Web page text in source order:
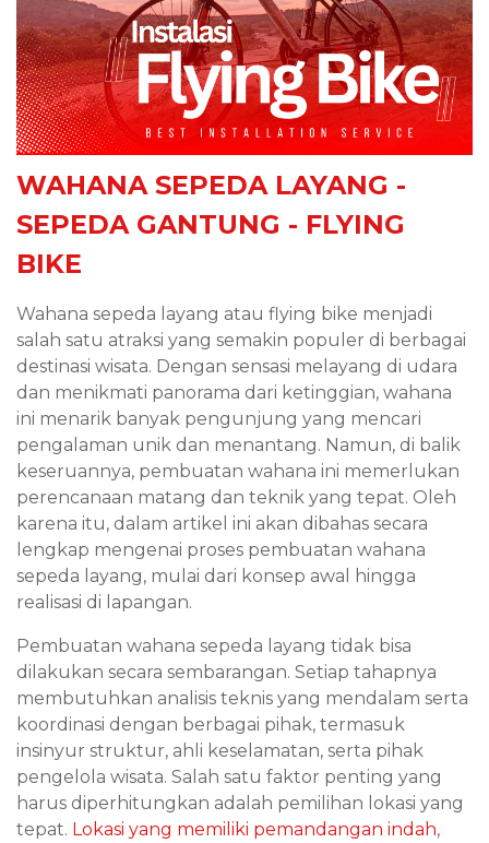
WAHANA SEPEDA LAYANG -
SEPEDA GANTUNG - FLYING
BIKE
Wahana sepeda layang atau flying bike menjadi
salah satu atraksi yang semakin populer di berbagai
destinasi wisata. Dengan sensasi melayang di udara
dan menikmati panorama dari ketinggian, wahana
ini menarik banyak pengunjung yang mencari
pengalaman unik dan menantang. Namun, di balik
keseruannya, pembuatan wahana ini memerlukan
perencanaan matang dan teknik yang tepat. Oleh
karena itu, dalam artikel ini akan dibahas secara
lengkap mengenai proses pembuatan wahana
sepeda layang, mulai dari konsep awal hingga
realisasi di lapangan.
Pembuatan wahana sepeda layang tidak bisa
dilakukan secara sembarangan. Setiap tahapnya
membutuhkan analisis teknis yang mendalam serta
koordinasi dengan berbagai pihak, termasuk
insinyur struktur, ahli keselamatan, serta pihak
pengelola wisata. Salah satu faktor penting yang
harus diperhitungkan adalah pemilihan lokasi yang
tepat. Lokasi yang memiliki pemandangan indah,